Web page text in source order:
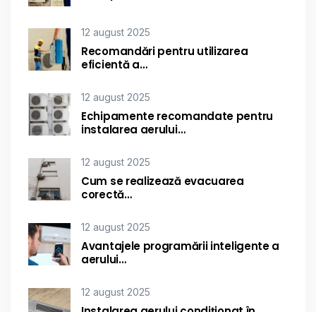
12 august 2025
Recomandări pentru utilizarea
eficientă a…
12 august 2025
Echipamente recomandate pentru
instalarea aerului…
12 august 2025
Cum se realizează evacuarea
corectă…
12 august 2025
Avantajele programării inteligente a
aerului…
12 august 2025